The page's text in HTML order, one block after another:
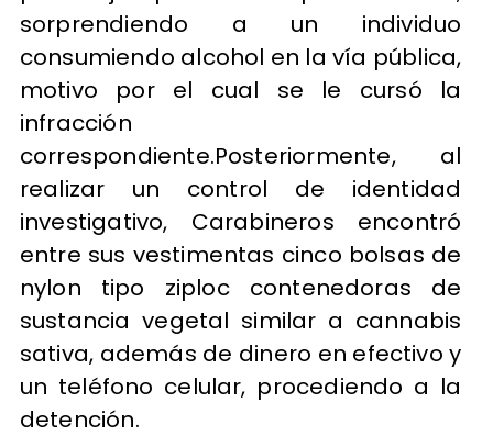
sorprendiendo a un individuo
consumiendo alcohol en la vía pública,
motivo por el cual se le cursó la
infracción
correspondiente.Posteriormente, al
realizar un control de identidad
investigativo, Carabineros encontró
entre sus vestimentas cinco bolsas de
nylon tipo ziploc contenedoras de
sustancia vegetal similar a cannabis
sativa, además de dinero en efectivo y
un teléfono celular, procediendo a la
detención.